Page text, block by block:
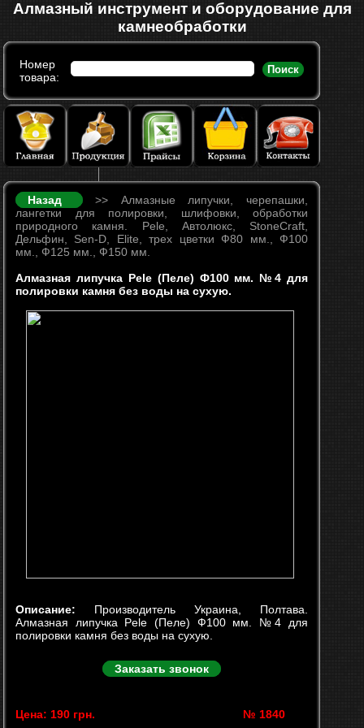
Алмазный инструмент и оборудование для
камнеобработки
Номер
товара:
Поиск
Назад
>> Алмазные липучки, черепашки,
лангетки для полировки, шлифовки, обработки
природного камня. Pele, Автолюкс, StoneCraft,
Дельфин, Sen-D, Elite, трех цветки Ф80 мм., Ф100
мм., Ф125 мм., Ф150 мм.
Алмазная липучка Pele (Пеле) Ф100 мм. №4 для
полировки камня без воды на сухую.
Описание: Производитель Украина, Полтава.
Алмазная липучка Pele (Пеле) Ф100 мм. №4 для
полировки камня без воды на сухую.
Заказать звонок
Цена: 190 грн. № 1840